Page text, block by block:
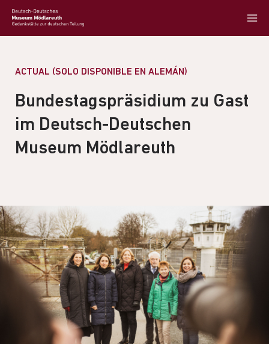
ACTUAL (SOLO DISPONIBLE EN ALEMÁN)
Bundestagspräsidium zu Gast
im Deutsch-Deutschen
Museum Mödlareuth